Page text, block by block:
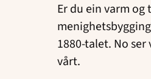
Er du ein varm
1880-talet. No
vårt.